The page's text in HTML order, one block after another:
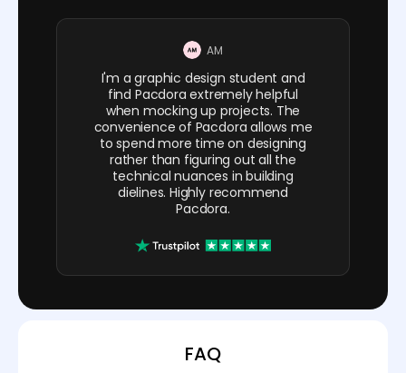
AM
I'm a graphic design student and
find Pacdora extremely helpful
when mocking up projects. The
convenience of Pacdora allows me
to spend more time on designing
rather than figuring out all the
technical nuances in building
dielines. Highly recommend
Pacdora.
FAQ